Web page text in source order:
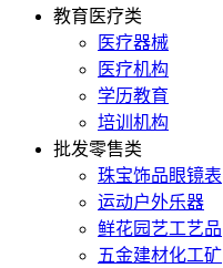
教育医疗类
医疗器械
医疗机构
学历教育
培训机构
批发零售类
珠宝饰品眼镜表
运动户外乐器
鲜花园艺工艺品
五金建材化工矿